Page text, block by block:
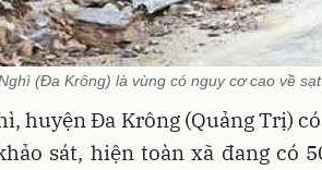
(Đa Krông) là vùng có nguy cơ cao về
huyện Đa Krông (Quảng Trị)
sát, hiện toàn xã đang có